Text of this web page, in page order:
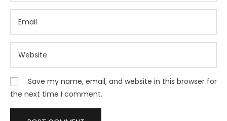
Save my name, email, and website in this browser for
the next time I comment.